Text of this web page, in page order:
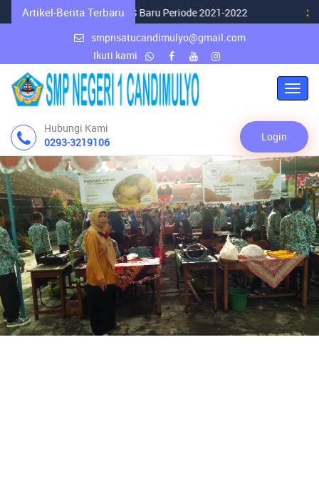
Artikel-Berita Terbaru
Ketua OSIS Baru Periode 2021-2022
20
smpnsatucandimulyo@gmail.com
Ikuti kami
Hubungi Kami
0293-3219106
Login